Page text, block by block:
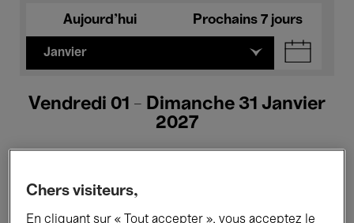
Aujourd'hui Prochains 7 jours
Janvier
Vendredi 01 - Dimanche 31 Janvier
2027
Tous les événements Concerts
Chers visiteurs,
En cliquant sur « Tout accepter », vous acceptez le